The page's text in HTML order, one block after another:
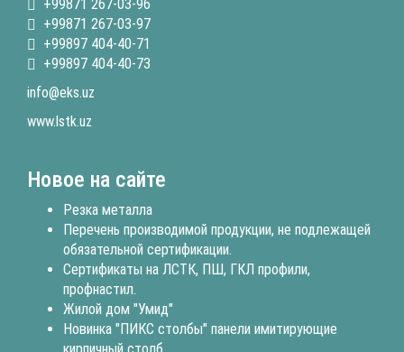
+99871 267-03-96
+99871 267-03-97
+99897 404-40-71
+99897 404-40-73
info@eks.uz
www.lstk.uz
Новое на сайте
Резка металла
Перечень производимой продукции, не подлежащей
обязательной сертификации.
Сертификаты на ЛСТК, ПШ, ГКЛ профили,
профнастил.
Жилой дом "Умид"
Новинка "ПИКС столбы" панели имитирующие